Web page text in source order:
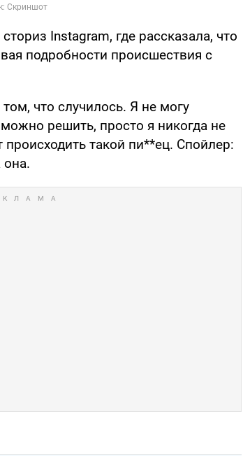
Instagram, где рассказала, что
подробности происшествия с
что случилось. Я не могу
решить, просто я никогда не
такой пи**ец. Спойлер:
она.